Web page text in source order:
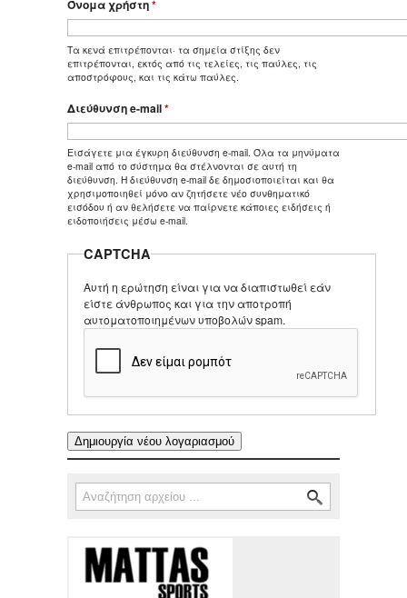
Όνομα χρήστη*
Τα κενά επιτρέπονται· τα σημεία στίξης δεν
επιτρέπονται, εκτός από τις τελείες, τις παύλες, τις
αποστρόφους, και τις κάτω παύλες.
Διεύθυνση e-mail*
Εισάγετε μια έγκυρη διεύθυνση e-mail. Όλα τα μηνύματα
e-mail από το σύστημα θα στέλνονται σε αυτή τη
διεύθυνση. Η διεύθυνση e-mail δε δημοσιοποιείται και θα
χρησιμοποιηθεί μόνο αν ζητήσετε νέο συνθηματικό
εισόδου ή αν θελήσετε να παίρνετε κάποιες ειδήσεις ή
ειδοποιήσεις μέσω e-mail.
CAPTCHA
Αυτή η ερώτηση είναι για να διαπιστωθεί εάν
είστε άνθρωπος και για την αποτροπή
αυτοματοποιημένων υποβολών spam.
Φόρμα αναζήτησης
Αναζήτηση